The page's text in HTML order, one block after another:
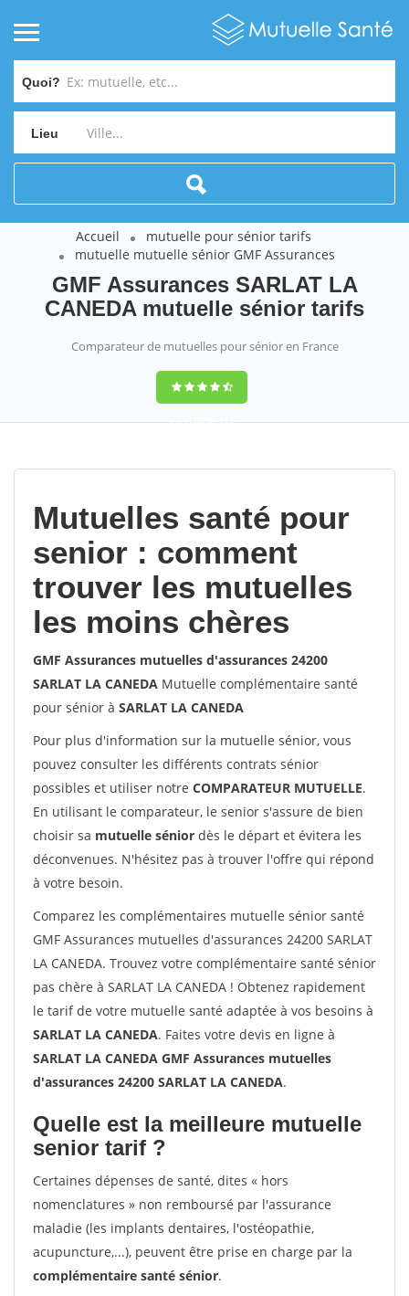
Quoi?
Lieu
Accueil
mutuelle pour sénior tarifs
mutuelle mutuelle sénior GMF Assurances
GMF Assurances SARLAT LA
CANEDA mutuelle sénior tarifs
Comparateur de mutuelles pour sénior en France
9,2(100%)452
Mutuelles santé pour
senior : comment
trouver les mutuelles
les moins chères
GMF Assurances mutuelles d'assurances 24200
SARLAT LA CANEDA Mutuelle complémentaire santé
pour sénior à SARLAT LA CANEDA
Pour plus d'information sur la mutuelle sénior, vous
pouvez consulter les différents contrats sénior
possibles et utiliser notre COMPARATEUR MUTUELLE.
En utilisant le comparateur, le senior s'assure de bien
choisir sa mutuelle sénior dès le départ et évitera les
déconvenues. N'hésitez pas à trouver l'offre qui répond
à votre besoin.
Comparez les complémentaires mutuelle sénior santé
GMF Assurances mutuelles d'assurances 24200 SARLAT
LA CANEDA. Trouvez votre complémentaire santé sénior
pas chère à SARLAT LA CANEDA ! Obtenez rapidement
le tarif de votre mutuelle santé adaptée à vos besoins à
SARLAT LA CANEDA. Faites votre devis en ligne à
SARLAT LA CANEDA GMF Assurances mutuelles
d'assurances 24200 SARLAT LA CANEDA.
Quelle est la meilleure mutuelle
senior tarif ?
Certaines dépenses de santé, dites « hors
nomenclatures » non remboursé par l'assurance
maladie (les implants dentaires, l'ostéopathie,
acupuncture,...), peuvent être prise en charge par la
complémentaire santé sénior.